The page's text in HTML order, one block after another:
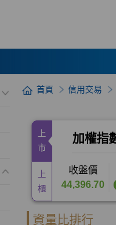
首頁 信用交易